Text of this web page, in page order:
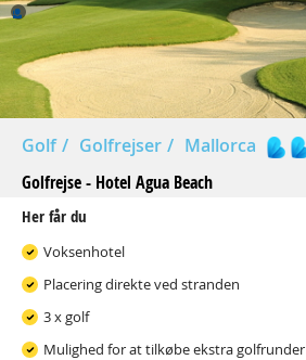
Prev
Golf Golfrejser
Mallorca
Golfrejse - Hotel Agua Beach
Her får du
Voksenhotel
Placering direkte ved stranden
3 x golf
Mulighed for at tilkøbe ekstra golfrunder